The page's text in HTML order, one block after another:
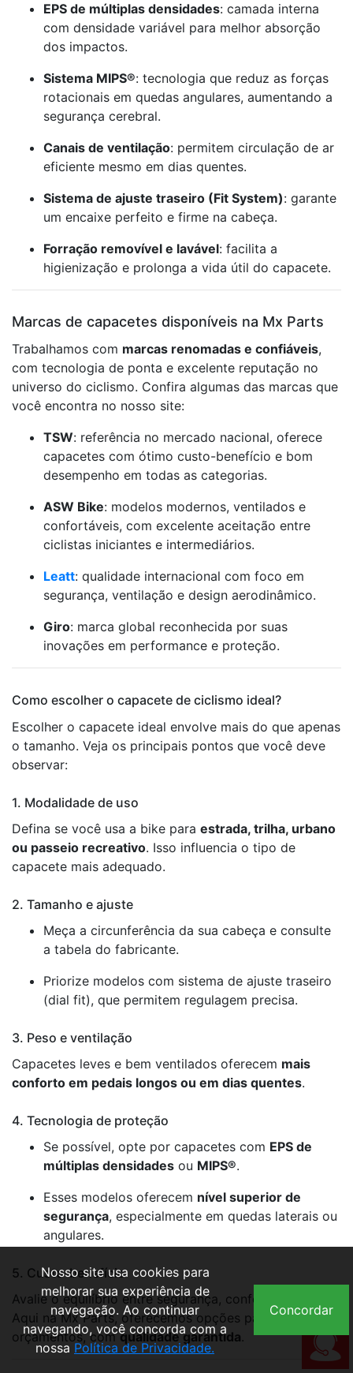
EPS de múltiplas densidades: camada interna
com densidade variável para melhor absorção
dos impactos.
Sistema MIPS®: tecnologia que reduz as forças
rotacionais em quedas angulares, aumentando a
segurança cerebral.
Canais de ventilação: permitem circulação de ar
eficiente mesmo em dias quentes.
Sistema de ajuste traseiro (Fit System): garante
um encaixe perfeito e firme na cabeça.
Forração removível e lavável: facilita a
higienização e prolonga a vida útil do capacete.
Marcas de capacetes disponíveis na Mx Parts
Trabalhamos com marcas renomadas e confiáveis,
com tecnologia de ponta e excelente reputação no
universo do ciclismo. Confira algumas das marcas que
você encontra no nosso site:
TSW: referência no mercado nacional, oferece
capacetes com ótimo custo-benefício e bom
desempenho em todas as categorias.
ASW Bike: modelos modernos, ventilados e
confortáveis, com excelente aceitação entre
ciclistas iniciantes e intermediários.
Leatt: qualidade internacional com foco em
segurança, ventilação e design aerodinâmico.
Giro: marca global reconhecida por suas
inovações em performance e proteção.
Como escolher o capacete de ciclismo ideal?
Escolher o capacete ideal envolve mais do que apenas
o tamanho. Veja os principais pontos que você deve
observar:
1. Modalidade de uso
Defina se você usa a bike para estrada, trilha, urbano
ou passeio recreativo. Isso influencia o tipo de
capacete mais adequado.
2. Tamanho e ajuste
Meça a circunferência da sua cabeça e consulte
a tabela do fabricante.
Priorize modelos com sistema de ajuste traseiro
(dial fit), que permitem regulagem precisa.
3. Peso e ventilação
Capacetes leves e bem ventilados oferecem mais
conforto em pedais longos ou em dias quentes.
4. Tecnologia de proteção
Se possível, opte por capacetes com EPS de
múltiplas densidades ou MIPS®.
Esses modelos oferecem nível superior de
segurança, especialmente em quedas laterais ou
angulares.
5. Custo-benefício
Avalie o equilíbrio entre segurança, conforto e preço.
Aqui na Mx Parts, oferecemos opções para todos os
orçamentos, comqualidade garantida.
Nosso site usa cookies para
melhorar sua experiência de
navegação. Ao continuar
navegando, você concorda com a
nossa Política de Privacidade.
Concordar